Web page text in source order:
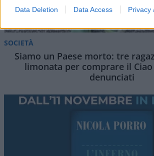
Data Deletion Data Access Privacy
SOCIETÀ
Siamo un Paese morto: tre
limonata per comprare il
denunciati